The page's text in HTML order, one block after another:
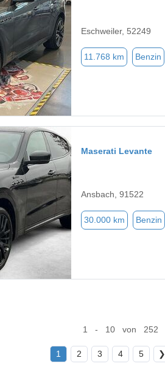
Eschweiler, 52249
11.768 km Benzin
Maserati Levante
Ansbach, 91522
30.000 km Benzin
1 - 10 von 252
1 2 3 4 5 ❯